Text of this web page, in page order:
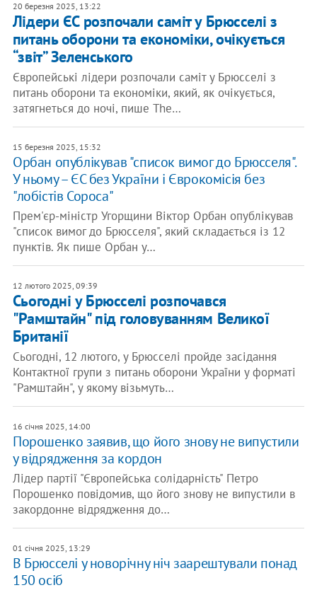
20 березня 2025, 13:22
Лідери ЄС розпочали саміт у Брюсселі з
питань оборони та економіки, очікується
“звіт” Зеленського
Європейські лідери розпочали саміт у Брюсселі з
питань оборони та економіки, який, як очікується,
затягнеться до ночі, пише The…
15 березня 2025, 15:32
​Орбан опублікував "список вимог до Брюсселя".
У ньому – ЄС без України і Єврокомісія без
"лобістів Сороса"
Прем'єр-міністр Угорщини Віктор Орбан опублікував
"список вимог до Брюсселя", який складається із 12
пунктів. Як пише Орбан у…
12 лютого 2025, 09:39
Сьогодні у Брюсселі розпочався
"Рамштайн" під головуванням Великої
Британії
Сьогодні, 12 лютого, у Брюсселі пройде засідання
Контактної групи з питань оборони України у форматі
"Рамштайн", у якому візьмуть…
16 січня 2025, 14:00
Порошенко заявив, що його знову не випустили
у відрядження за кордон
Лідер партії "Європейська солідарність" Петро
Порошенко повідомив, що його знову не випустили в
закордонне відрядження до…
01 січня 2025, 13:29
В Брюсселі у новорічну ніч заарештували понад
150 осіб